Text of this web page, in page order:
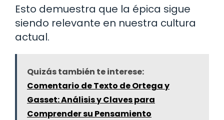
Esto demuestra que la épica sigue
siendo relevante en nuestra cultura
actual.
Quizás también te interese:
Comentario de Texto de Ortega y
Gasset: Análisis y Claves para
Comprender su Pensamiento